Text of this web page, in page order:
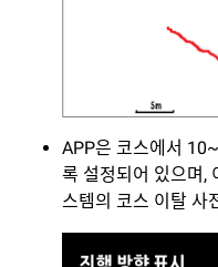
APP은 코스에서
록 설정되어 있으며,
스템의 코스 이탈 사